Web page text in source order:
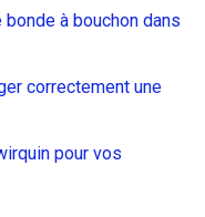
à bouchon dans
correctement une
pour vos